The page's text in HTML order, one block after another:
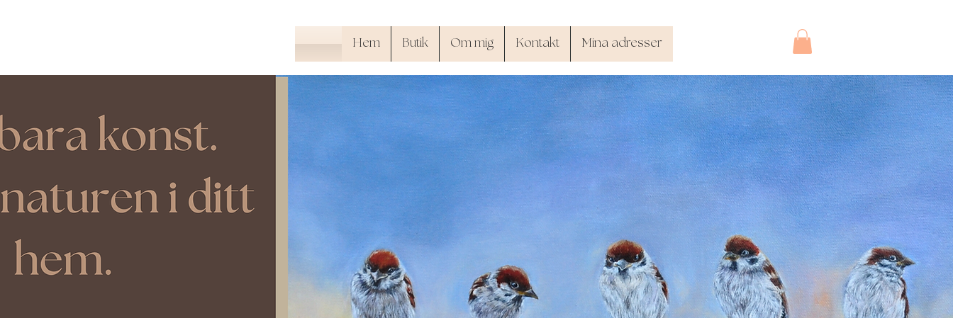
Hem Butik Om mig Kontakt Mina adresser
SandyArt.shop